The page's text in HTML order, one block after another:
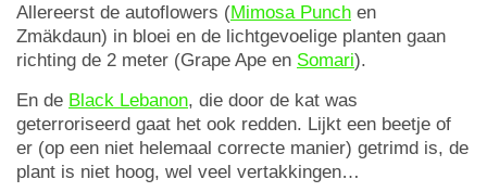
Allereerst de autoflowers (Mimosa Punch en
Zmäkdaun) in bloei en de lichtgevoelige planten gaan
richting de 2 meter (Grape Ape en Somari).
En de Black Lebanon, die door de kat was
geterroriseerd gaat het ook redden. Lijkt een beetje of
er (op een niet helemaal correcte manier) getrimd is, de
plant is niet hoog, wel veel vertakkingen…